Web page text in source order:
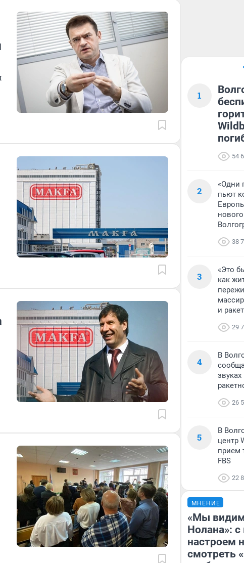
1
54
2
«Одни
пьют
38
3
«Это
как
и ракет
29
4
В
26
5
В
центр
прием
FBS
22
МНЕНИЕ
«Мы
Нолана»:
настроем
смотреть